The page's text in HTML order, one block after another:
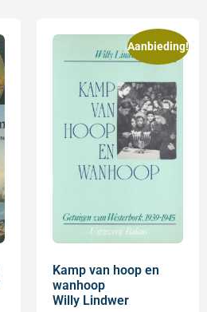
Aanbieding!
Kamp van hoop en
wanhoop
Willy Lindwer